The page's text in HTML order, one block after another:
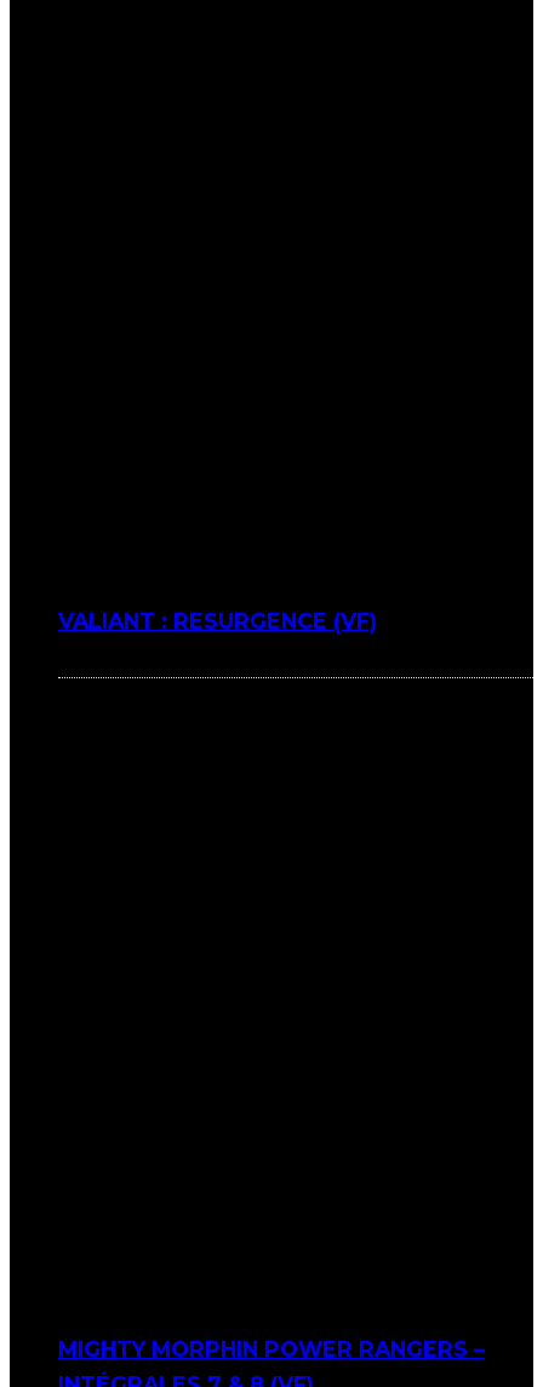
VALIANT : RESURGENCE (VF)
MIGHTY MORPHIN POWER RANGERS –